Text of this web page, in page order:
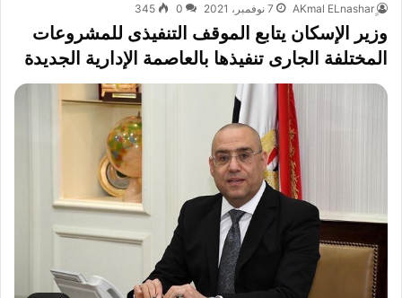
7 نوفمبر، 2021 0
345
وزير الإسكان يتابع الموقف التنفيذى للمشروعات
المختلفة الجارى تنفيذها بالعاصمة الإدارية الجديدة